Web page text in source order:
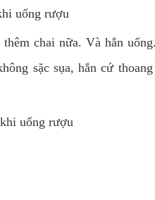
uống rượu
chai nữa. Và hắn
sặc sụa, hắn cứ
uống rượu